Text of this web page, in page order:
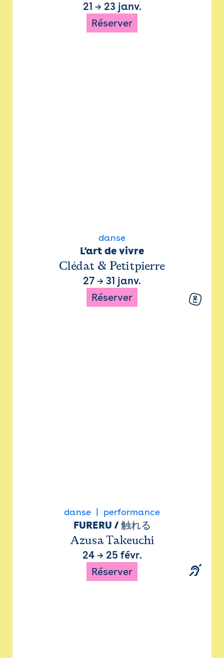
21 → 23 janv.
Réserver
danse
L'art de vivre
Clédat & Petitpierre
27 → 31 janv.
Réserver
danse performance
FURERU / 触れる
Azusa Takeuchi
24→ 25 févr.
Réserver